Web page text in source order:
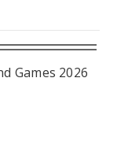
Games 2026